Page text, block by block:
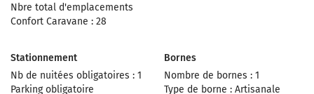
Nbre total d'emplacements
Confort Caravane : 28
Stationnement
Nb de nuitées obligatoires : 1
Parking obligatoire
Bornes
Nombre de bornes : 1
Type de borne : Artisanale